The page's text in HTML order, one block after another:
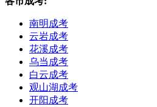
南明成考
云岩成考
花溪成考
乌当成考
白云成考
观山湖成考
开阳成考